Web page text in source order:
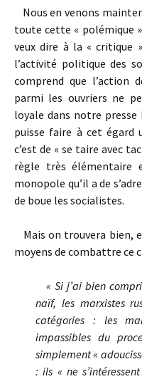
Nous en venons
toute cette « polémique
veux dire à la « critique
l’activité politique des
comprend que l’action
parmi les ouvriers ne
loyale dans notre presse
puisse faire à cet égard
c’est de « se taire avec
règle très élémentaire
monopole qu’il a de
de boue les socialistes.
Mais on trouvera bien,
moyens de combattre ce
« Si j’ai bien
naïf, les marxistes
catégories : les
impassibles du
simplement «
: ils « ne